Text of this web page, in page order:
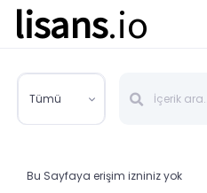
lisans.io
Tümü
Bu Sayfaya erişim izniniz yok